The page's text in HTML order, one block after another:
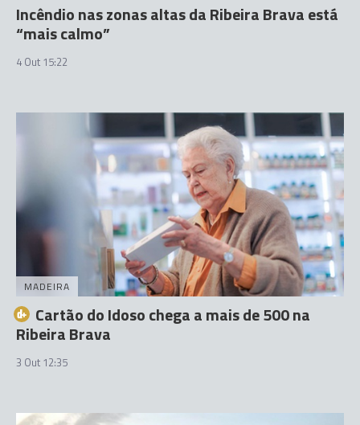
Incêndio nas zonas altas da Ribeira Brava está
“mais calmo”
4 Out 15:22
MADEIRA
Cartão do Idoso chega a mais de 500 na
Ribeira Brava
3 Out 12:35